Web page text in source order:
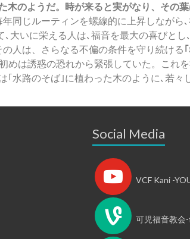
木のようだ。時が来ると実がなり、その
同じルーティンを螺線的に上昇しながら､
､大いに栄える人は､福音を最大の喜びと
人は、さらなる不偏の条件を守り続ける
めは誘惑の恐れから緊張していた。これ
｢水路のそば｣に植わった木のように､若
Social Media
VCF Kani -
可児福音教会